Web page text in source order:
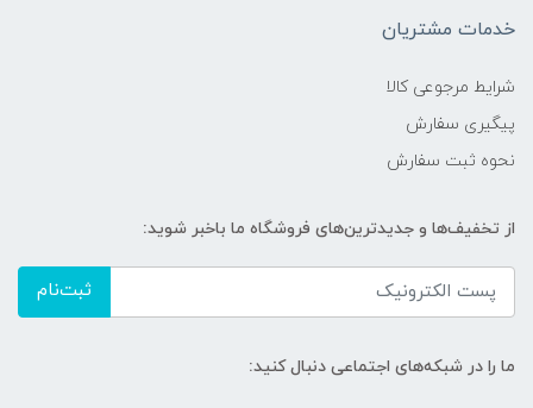
خدمات مشتریان
شرایط مرجوعی کالا
پیگیری سفارش
نحوه ثبت سفارش
از تخفیف‌ها و جدیدترین‌های فروشگاه ما باخبر شوید:
ثبت‌نام
ما را در شبکه‌های اجتماعی دنبال کنید: